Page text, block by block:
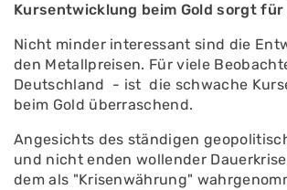
Kursentwicklung beim Gold sorgt
Nicht minder interessant sind die
den Metall­preisen. Für viele
Deutschland - ist die schwache
beim Gold überraschend.
Angesichts des ständigen
und nicht en­den wollender
dem als "Krisenwährung"